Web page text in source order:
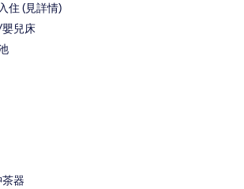
住 (見詳情)
兒床
器